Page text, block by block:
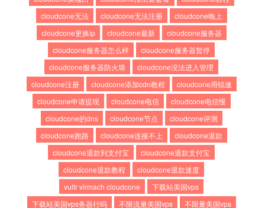
cloudcone无法
cloudcone无法注册
cloudcone晚上
cloudcone更换ip
cloudcone最新
cloudcone服务器
cloudcone服务器怎么样
cloudcone服务器暂停
cloudcone服务器防火墙
cloudcone没法进入管理
cloudcone注册
cloudcone添加cdn教程
cloudcone用锐速
cloudcone申请提现
cloudcone电信
cloudcone电信慢
cloudcone的dns
cloudcone节点
cloudcone评测
cloudcone跑路
cloudcone连接不上
cloudcone退款
cloudcone退款到支付宝
cloudcone退款支付宝
cloudcone退款教程
cloudcone退款速度
vultr virmach cloudcone
下载站美国vps
下载站美国vps务器行吗
不限流量美国vps 不限量美国vps